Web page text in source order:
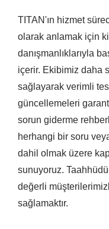
TITAN'ın hizmet
olarak anlamak için
danışmanlıklarıyla
içerir. Ekibimiz daha
sağlayarak verimli
güncellemeleri
sorun giderme
herhangi bir soru
dahil olmak üzere
sunuyoruz.
değerli
sağlamaktır.